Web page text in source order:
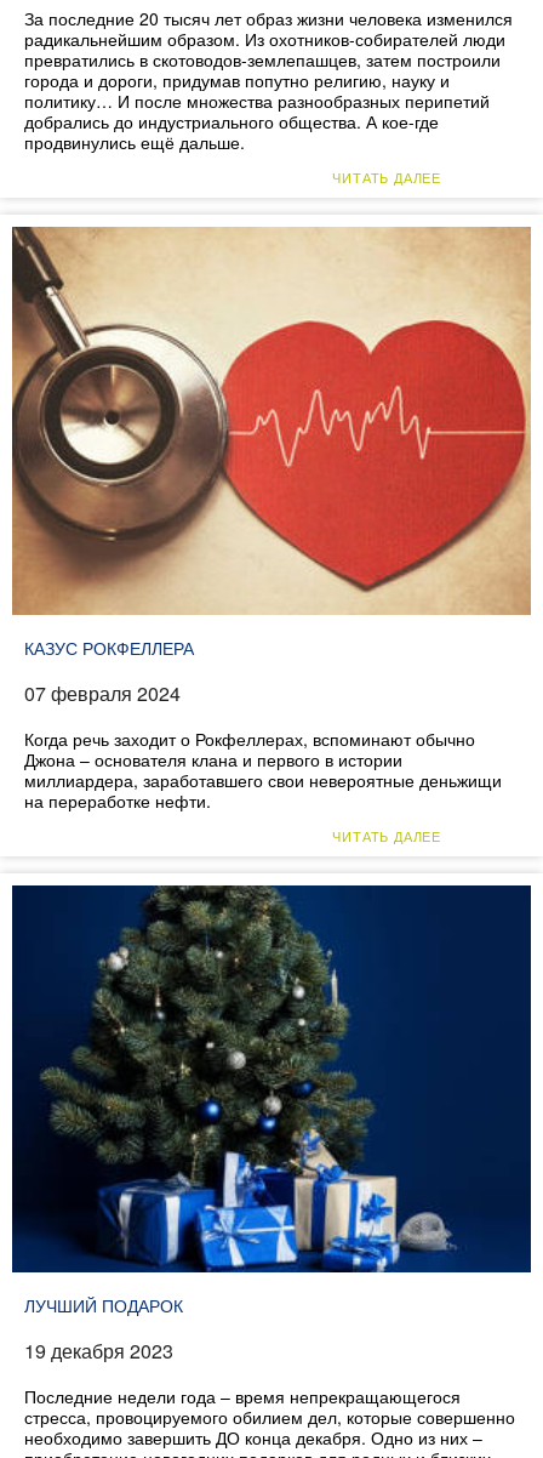
За последние 20 тысяч лет образ жизни человека изменился
радикальнейшим образом. Из охотников-собирателей люди
превратились в скотоводов-землепашцев, затем построили
города и дороги, придумав попутно религию, науку и
политику… И после множества разнообразных перипетий
добрались до индустриального общества. А кое-где
продвинулись ещё дальше.
ЧИТАТЬ ДАЛЕЕ
КАЗУС РОКФЕЛЛЕРА
07 февраля 2024
Когда речь заходит о Рокфеллерах, вспоминают обычно
Джона – основателя клана и первого в истории
миллиардера, заработавшего свои невероятные деньжищи
на переработке нефти.
ЧИТАТЬ ДАЛЕЕ
ЛУЧШИЙ ПОДАРОК
19 декабря 2023
Последние недели года – время непрекращающегося
стресса, провоцируемого обилием дел, которые совершенно
необходимо завершить ДО конца декабря. Одно из них –